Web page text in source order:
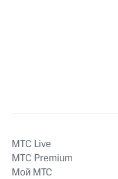
MTС Live
MTС Premium
Мой МТС